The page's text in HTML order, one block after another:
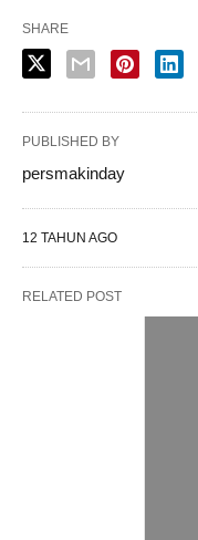
SHARE
PUBLISHED BY
persmakinday
12 TAHUN AGO
RELATED POST